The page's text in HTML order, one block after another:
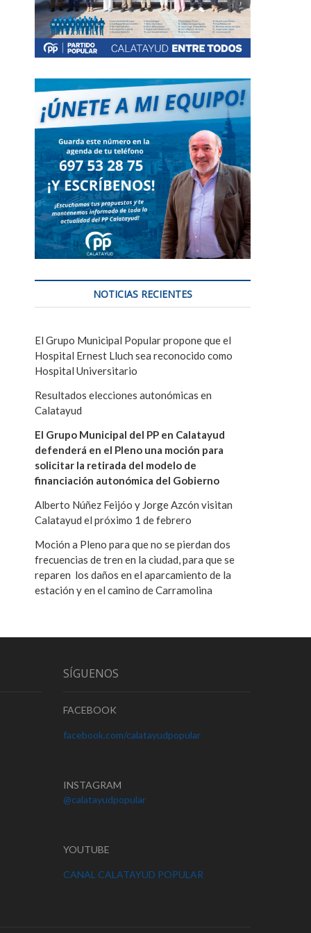
NOTICIAS RECIENTES
El Grupo Municipal Popular propone que el
Hospital Ernest Lluch sea reconocido como
Hospital Universitario
Resultados elecciones autonómicas en
Calatayud
El Grupo Municipal del PP en Calatayud
defenderá en el Pleno una moción para
solicitar la retirada del modelo de
financiación autonómica del Gobierno
Alberto Núñez Feijóo y Jorge Azcón visitan
Calatayud el próximo 1 de febrero
Moción a Pleno para que no se pierdan dos
frecuencias de tren en la ciudad, para que se
reparen los daños en el aparcamiento de la
estación y en el camino de Carramolina
SÍGUENOS
FACEBOOK
facebook.com/calatayudpopular
INSTAGRAM
@calatayudpopular
YOUTUBE
CANAL CALATAYUD POPULAR